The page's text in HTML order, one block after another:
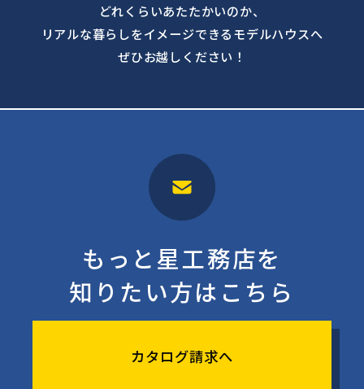
どれくらいあたたかいのか、
リアルな暮らしをイメージできるモデルハウスへ
ぜひお越しください！
もっと星工務店を
知りたい方はこちら
カタログ請求へ